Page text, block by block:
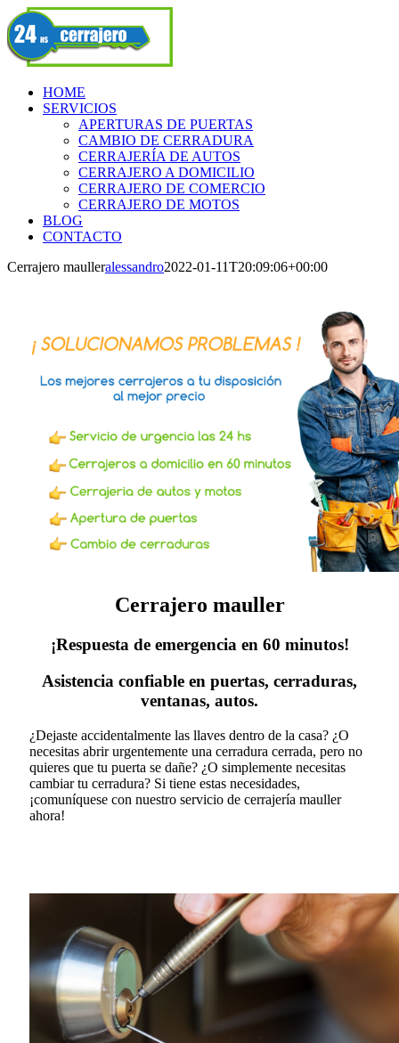
Skip
to
content
Facebook
HOME
SERVICIOS
APERTURAS DE PUERTAS
CAMBIO DE CERRADURA
CERRAJERÍA DE AUTOS
CERRAJERO A DOMICILIO
CERRAJERO DE COMERCIO
CERRAJERO DE MOTOS
BLOG
CONTACTO
Cerrajero maulleralessandro2022-01-11T20:09:06+00:00
Cerrajero mauller
¡Respuesta de emergencia en 60 minutos!
Asistencia confiable en puertas, cerraduras,
ventanas, autos.
¿Dejaste accidentalmente las llaves dentro de la casa? ¿O
necesitas abrir urgentemente una cerradura cerrada, pero no
quieres que tu puerta se dañe? ¿O simplemente necesitas
cambiar tu cerradura? Si tiene estas necesidades,
¡comuníquese con nuestro servicio de cerrajería mauller
ahora!